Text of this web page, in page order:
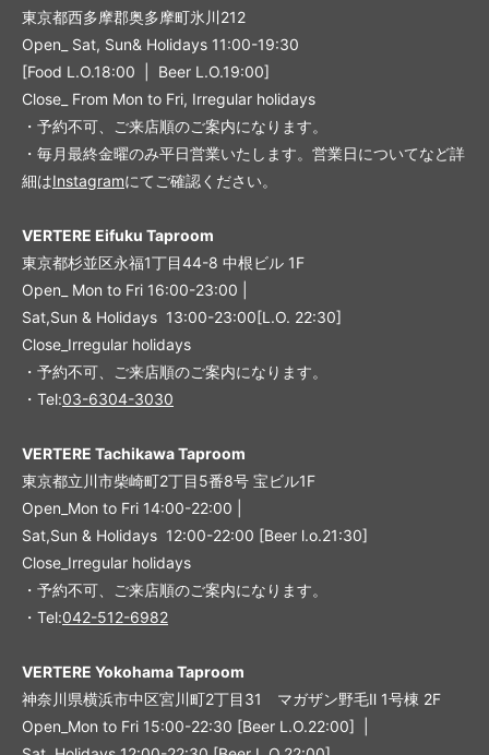
東京都西多摩郡奥多摩町氷川212
Open_ Sat, Sun& Holidays 11:00-19:30
[Food L.O.18:00 | Beer L.O.19:00]
Close_ From Mon to Fri, Irregular holidays
・予約不可、ご来店順のご案内になります。
・毎月最終金曜のみ平日営業いたします。営業日についてなど詳
細はInstagramにてご確認ください。
VERTERE Eifuku Taproom
東京都杉並区永福1丁目44-8 中根ビル 1F
Open_ Mon to Fri 16:00-23:00 |
Sat,Sun & Holidays 13:00-23:00[L .O. 22:30]
Close_Irregular holidays
・予約不可、ご来店順のご案内になります。
・Tel:03-6304-3030
VERTERE Tachikawa Taproom
東京都立川市柴崎町2丁目5番8号 宝ビル1F
Open_Mon to Fri 14:00-22:00 |
Sat,Sun & Holidays 12:00-22:00 [Beer l.o.21:30]
Close_Irregular holidays
・予約不可、ご来店順のご案内になります。
・Tel:042-512-6982
VERTERE Yokohama Taproom
神奈川県横浜市中区宮川町2丁目31 マガザン野毛Ⅱ 1号棟 2F
Open_Mon to Fri 15:00-22:30 [Beer L.O.22:00] |